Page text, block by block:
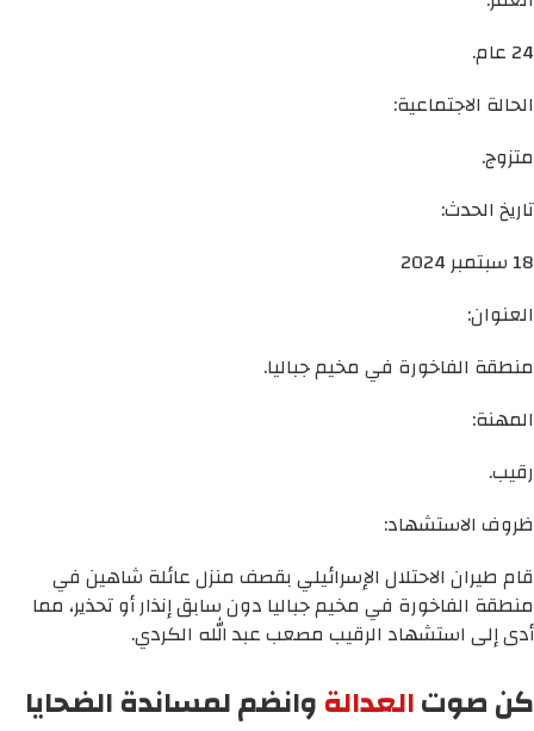
24 عام.
الحالة الاجتماعية:
متزوج.
تاريخ الحدث:
18 سبتمبر 2024
العنوان:
منطقة الفاخورة في مخيم جباليا.
المهنة:
رقيب.
ظروف الاستشهاد:
قام طيران الاحتلال الإسرائيلي بقصف منزل عائلة شاهين في
منطقة الفاخورة في مخيم جباليا دون سابق إنذار أو تحذير، مما
أدى إلى استشهاد الرقيب مصعب عبد الله الكردي.
كن صوتالعدالةوانضم لمساندة الضحايا